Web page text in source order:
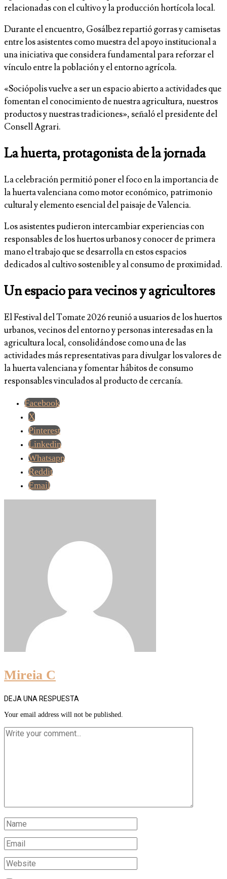
relacionadas con el cultivo y la producción hortícola local.
Durante el encuentro, Gosálbez repartió gorras y camisetas
entre los asistentes como muestra del apoyo institucional a
una iniciativa que considera fundamental para reforzar el
vínculo entre la población y el entorno agrícola.
«Sociópolis vuelve a ser un espacio abierto a actividades que
fomentan el conocimiento de nuestra agricultura, nuestros
productos y nuestras tradiciones», señaló el presidente del
Consell Agrari.
La huerta, protagonista de la jornada
La celebración permitió poner el foco en la importancia de
la huerta valenciana como motor económico, patrimonio
cultural y elemento esencial del paisaje de Valencia.
Los asistentes pudieron intercambiar experiencias con
responsables de los huertos urbanos y conocer de primera
mano el trabajo que se desarrolla en estos espacios
dedicados al cultivo sostenible y al consumo de proximidad.
Un espacio para vecinos y agricultores
El Festival del Tomate 2026 reunió a usuarios de los huertos
urbanos, vecinos del entorno y personas interesadas en la
agricultura local, consolidándose como una de las
actividades más representativas para divulgar los valores de
la huerta valenciana y fomentar hábitos de consumo
responsables vinculados al producto de cercanía.
Facebook
X
Pinterest
Linkedin
Whatsapp
Reddit
Email
Mireia C
DEJA UNA RESPUESTA
Your email address will not be published.